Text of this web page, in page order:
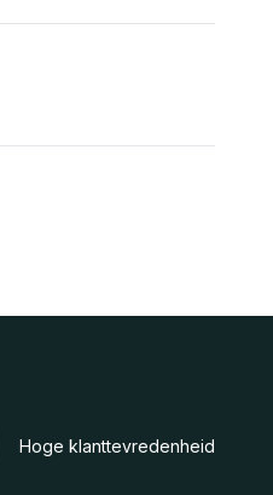
Hoge klanttevredenheid